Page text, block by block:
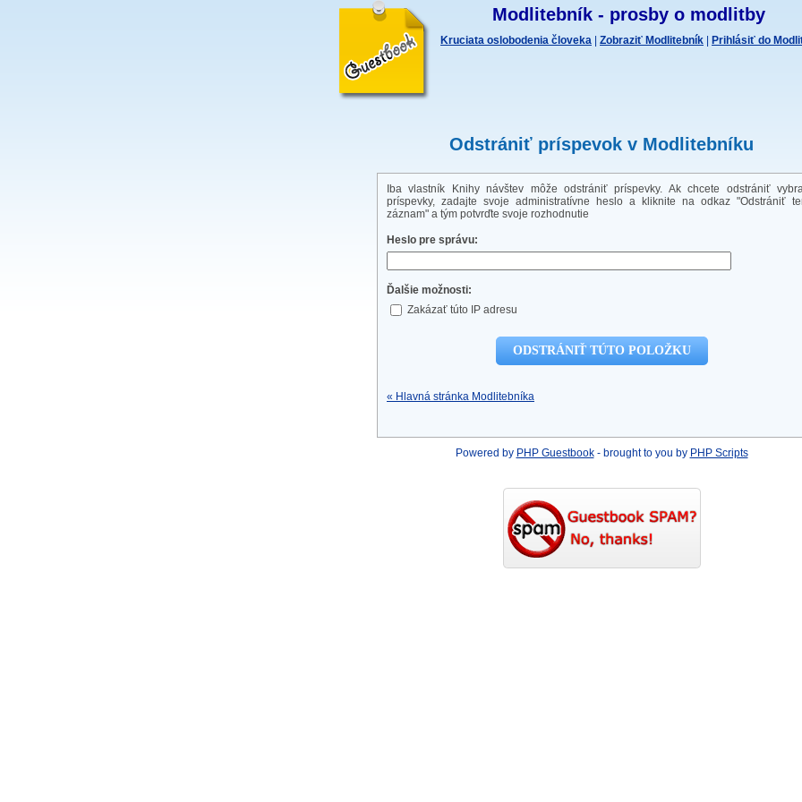
Modlitebník - prosby o modlitby
Kruciata oslobodenia človeka Zobraziť Modlitebník Prihlásiť do
Odstrániť príspevok v Modlitebníku
Iba vlastník Knihy návštev môže odstrániť príspevky. Ak chcete odstrániť
príspevky, zadajte svoje administratívne heslo a kliknite na odkaz "Odstrániť
záznam" a tým potvrďte svoje rozhodnutie
Heslo pre správu:
Ďalšie možnosti:
Zakázať túto IP adresu
« Hlavná stránka Modlitebníka
Powered by PHP Guestbook- brought to you by PHP Scripts